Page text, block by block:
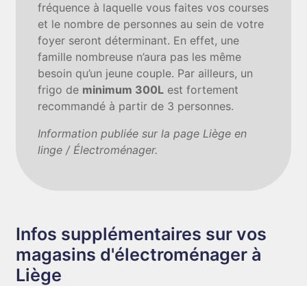
fréquence à laquelle vous faites vos courses
et le nombre de personnes au sein de votre
foyer seront déterminant. En effet, une
famille nombreuse n’aura pas les même
besoin qu’un jeune couple. Par ailleurs, un
frigo de minimum 300L est fortement
recommandé à partir de 3 personnes.
Information publiée sur la page Liège en
linge / Électroménager.
Infos supplémentaires sur vos
magasins d'électroménager à
Liège